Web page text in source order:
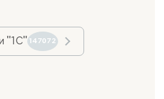
"1С" 147072